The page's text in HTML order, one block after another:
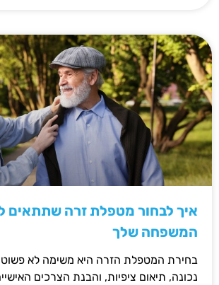
איך לבחור מטפלת זרה שתתאים
המשפחה שלך
בחירת המטפלת הזרה היא משימה לא
נכונה, תיאום ציפיות, והבנת הצרכים